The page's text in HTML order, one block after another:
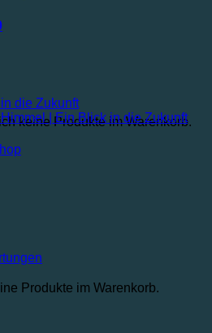
keine Produkte im Warenkorb.
Produkte im Warenkorb.